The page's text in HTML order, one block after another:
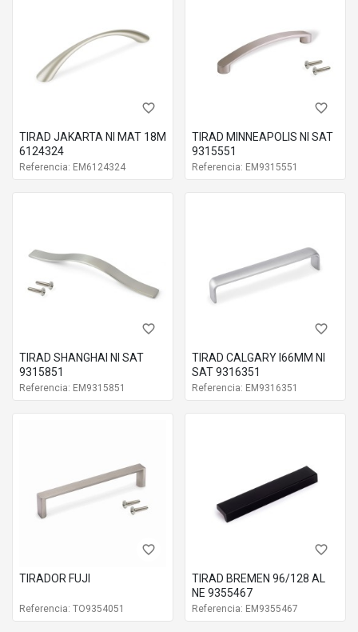
favorite_border
TIRAD JAKARTA NI MAT 18M
6124324
Referencia: EM6124324
favorite_border
TIRAD MINNEAPOLIS NI SAT
9315551
Referencia: EM9315551
favorite_border
TIRAD SHANGHAI NI SAT
9315851
Referencia: EM9315851
favorite_border
TIRAD CALGARY l66MM NI
SAT 9316351
Referencia: EM9316351
favorite_border
TIRADOR FUJI
Referencia: TO9354051
favorite_border
TIRAD BREMEN 96/128 AL
NE 9355467
Referencia: EM9355467